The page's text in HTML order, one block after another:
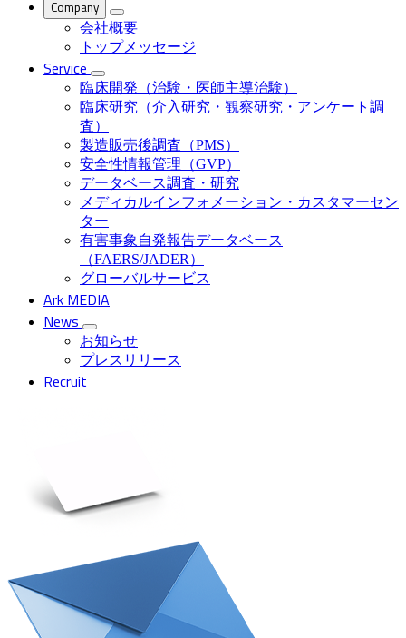
Company
会社概要
トップメッセージ
Service
臨床開発（治験・医師主導治験）
臨床研究（介入研究・観察研究・アンケート調
査）
製造販売後調査（PMS）
安全性情報管理（GVP）
データベース調査・研究
メディカルインフォメーション・カスタマーセン
ター
有害事象自発報告データベース
（FAERS/JADER）
グローバルサービス
Ark MEDIA
News
お知らせ
プレスリリース
Recruit